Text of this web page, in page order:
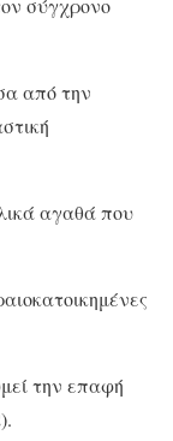
σύγχρονο
από την
αγαθά που
την επαφή